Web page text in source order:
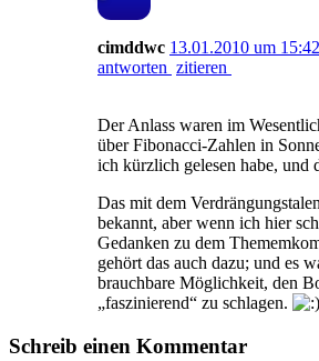
cimddwc 13.01.2010 um 15:42
antworten zitieren
Der Anlass waren im
über Fibonacci-Zahlen in
ich kürzlich gelesen habe, und
Das mit dem
bekannt, aber wenn ich hier
Gedanken zu dem
gehört das auch dazu; und es
brauchbare Möglichkeit, den
„faszinierend“ zu schlagen.
Schreib einen Kommentar